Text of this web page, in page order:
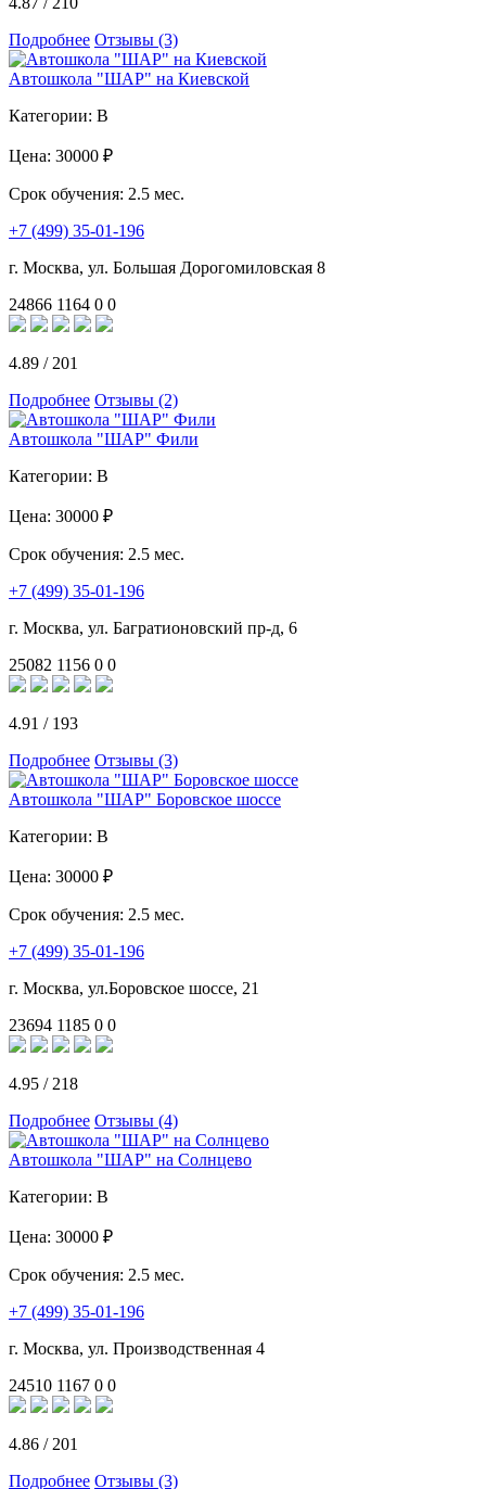
Подробнее Отзывы (3)
Автошкола "ШАР" на Киевской
Категории: B
Цена: 30000 ₽
Срок обучения: 2.5 мес.
+7 (499) 35-01-196
г. Москва, ул. Большая Дорогомиловская 8
24866 1164 0 0
4.89 / 201
Подробнее Отзывы (2)
Автошкола "ШАР" Фили
Категории: B
Цена: 30000 ₽
Срок обучения: 2.5 мес.
+7 (499) 35-01-196
г. Москва, ул. Багратионовский пр-д, 6
25082 1156 0 0
4.91 / 193
Подробнее Отзывы (3)
Автошкола "ШАР" Боровское шоссе
Категории: B
Цена: 30000 ₽
Срок обучения: 2.5 мес.
+7 (499) 35-01-196
г. Москва, ул.Боровское шоссе, 21
23694 1185 0 0
4.95 / 218
Подробнее Отзывы (4)
Автошкола "ШАР" на Солнцево
Категории: B
Цена: 30000 ₽
Срок обучения: 2.5 мес.
+7 (499) 35-01-196
г. Москва, ул. Производственная 4
24510 1167 0 0
4.86 / 201
Подробнее Отзывы (3)